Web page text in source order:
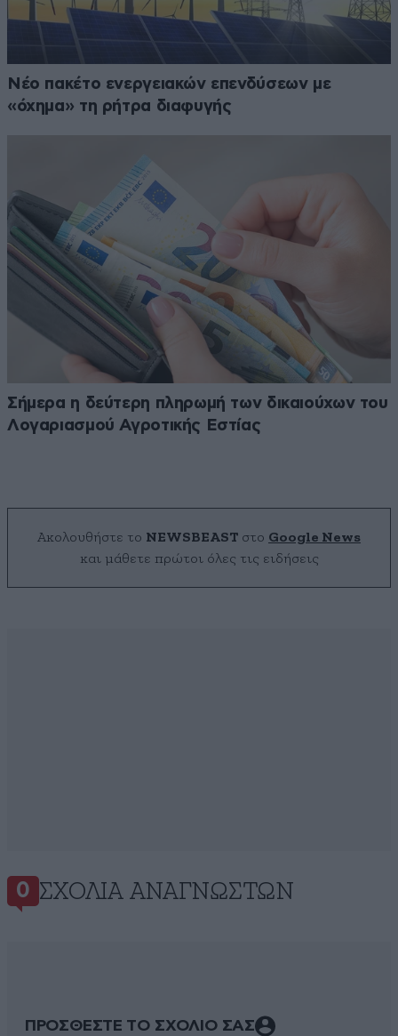
Νέο πακέτο ενεργειακών επενδύσεων με
«όχημα» τη ρήτρα διαφυγής
Σήμερα η δεύτερη πληρωμή των δικαιούχων του
Λογαριασμού Αγροτικής Εστίας
Ακολουθήστε το NEWSBEAST στο Google News
και μάθετε πρώτοι όλες τις ειδήσεις
0 ΣΧΌΛΙΑ ΑΝΑΓΝΩΣΤΏΝ
ΠΡΟΣΘΕΣΤΕ ΤΟ ΣΧΟΛΙΟ ΣΑΣ